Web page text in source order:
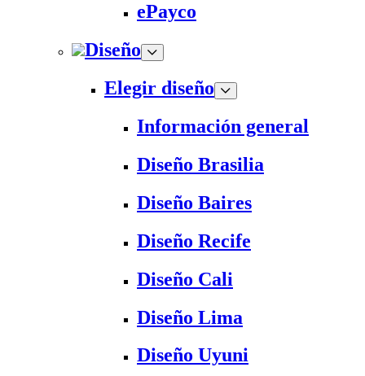
ePayco
Diseño
Elegir diseño
Información general
Diseño Brasilia
Diseño Baires
Diseño Recife
Diseño Cali
Diseño Lima
Diseño Uyuni